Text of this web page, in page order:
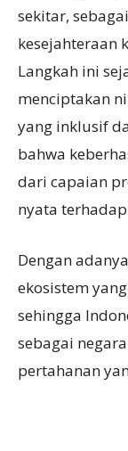
sekitar,
kesejahteraan
Langkah ini
menciptakan
yang inklusif
bahwa
dari capaian
nyata
Dengan
ekosistem
sehingga
sebagai
pertahanan